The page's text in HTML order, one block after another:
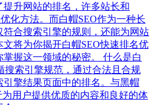
升网站的排名，许多站长和
化方法。而白帽SEO作为一种长
合搜索引擎的规则，还能为网站
将为你揭开白帽SEO快速排名优
握这一领域的秘密。 什么是白
搜索引擎规范，通过合法且合规
擎结果页面中的排名。与黑帽
为用户提供优质的内容和良好的体